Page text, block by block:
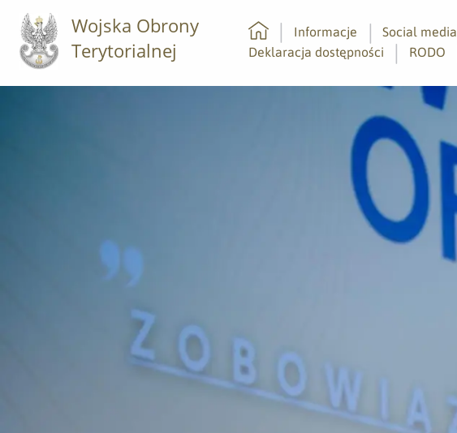
Wojska Obrony
Terytorialnej
Strona główna
Informacje Social media
Deklaracja dostępności
RODO